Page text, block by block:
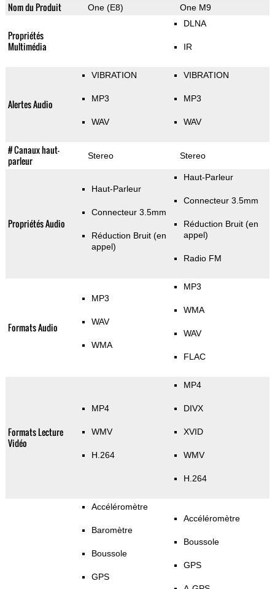
Nom du Produit One (E8) One M9
Propriétés
Multimédia
DLNA
IR
Alertes Audio
VIBRATION
MP3
WAV
VIBRATION
MP3
WAV
# Canaux haut-
parleur
Stereo Stereo
Propriétés Audio
Haut-Parleur
Connecteur 3.5mm
Réduction Bruit (en
appel)
Haut-Parleur
Connecteur 3.5mm
Réduction Bruit (en
appel)
Radio FM
Formats Audio
MP3
WAV
WMA
MP3
WMA
WAV
FLAC
Formats Lecture
Vidéo
MP4
WMV
H.264
MP4
DIVX
XVID
WMV
H.264
Accéléromètre
Baromètre
Boussole
GPS
Accéléromètre
Boussole
GPS